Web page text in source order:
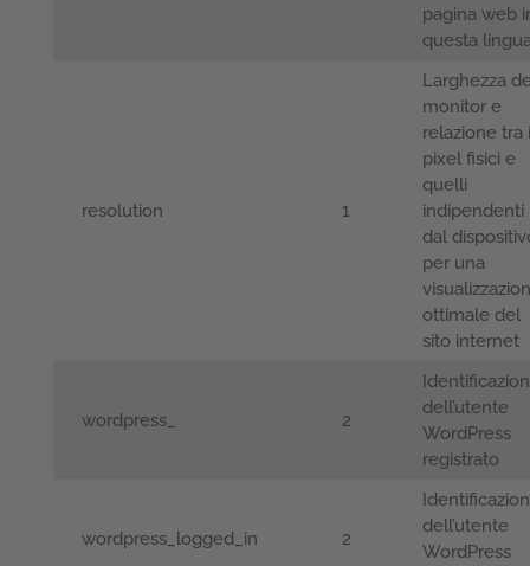
pagina web
questa
resolution 1
Larghezza
monitor e
relazione tra i
pixel fisici e
quelli
indipendenti
dal
per una
ottimale del
sito internet
wordpress_ 2
dell’utente
WordPress
registrato
wordpress_logged_in 2
dell’utente
WordPress